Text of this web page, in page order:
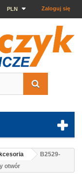
Zaloguj się
PLN
B2529-
otwór